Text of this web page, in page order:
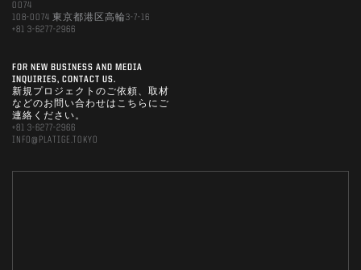
0074
108-0074 東京都港区高輪3-7-16
+81 3-6277-2966
FOR NEW BUSINESS AND MEDIA
INQUIRIES, CONTACT US.
新規プロジェクトのご依頼、取材
などのお問い合わせはこちらにご
連絡ください。
+81 3-6277-2966
INFO@PLATIGE.TOKYO